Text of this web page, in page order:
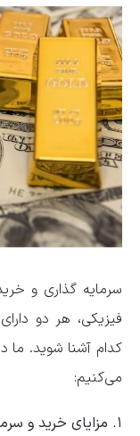
سرمایه گذاری و
فیزیکی، هر دو
کدام آشنا شوید. ما
می‌کنیم:
۱. مزایای خرید و